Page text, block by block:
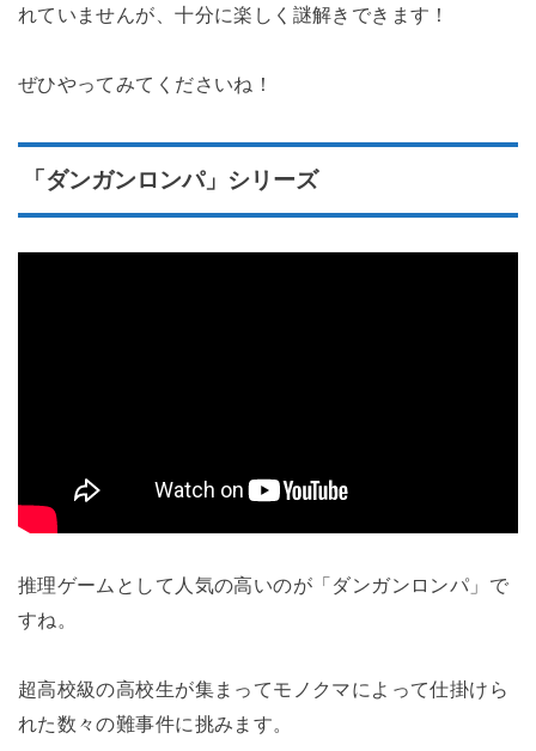
れていませんが、十分に楽しく謎解きできます！
ぜひやってみてくださいね！
「ダンガンロンパ」シリーズ
推理ゲームとして人気の高いのが「ダンガンロンパ」で
すね。
超高校級の高校生が集まってモノクマによって仕掛けら
れた数々の難事件に挑みます。